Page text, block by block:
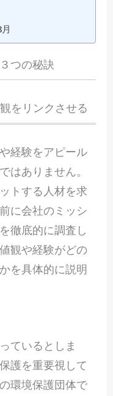
つの秘訣
をリンクさせる
経験をアピール
はありません。
トする人材を求
に会社のミッシ
徹底的に調査し
観や経験がどの
を具体的に説明
ているとしま
護を重要視して
環境保護団体で